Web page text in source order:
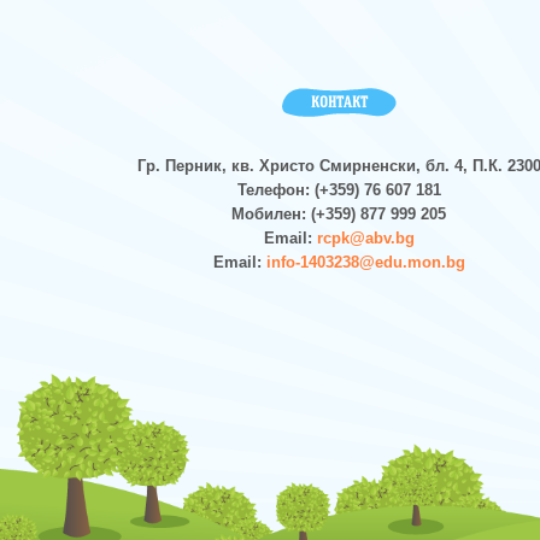
КОНТАКТ
Гр. Перник, кв. Христо Смирненски, бл. 4, П.К. 2300
Телефон: (+359) 76 607 181
Мобилен: (+359) 877 999 205
Email: rcpk@abv.bg
Email: info-1403238@edu.mon.bg